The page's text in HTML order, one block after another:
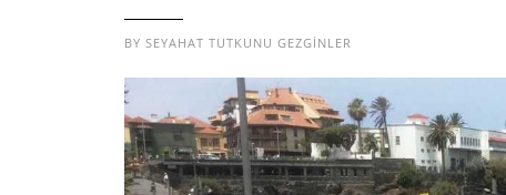
BY SEYAHAT TUTKUNU GEZGINLER